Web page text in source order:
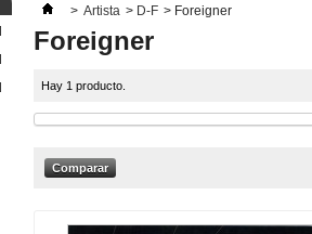
> Artista > D-F > Foreigner
Foreigner
Hay 1 producto.